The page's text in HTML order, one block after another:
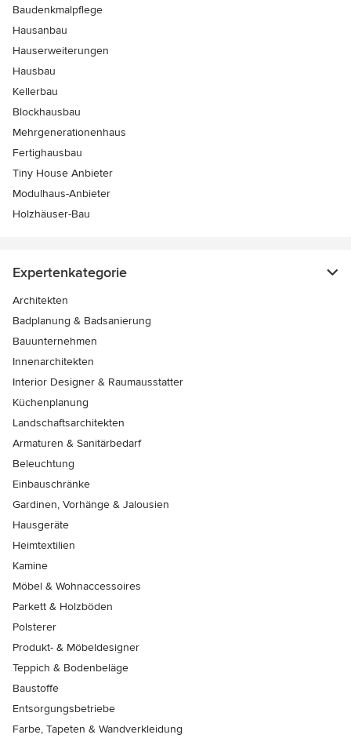
Baudenkmalpflege
Hausanbau
Hauserweiterungen
Hausbau
Kellerbau
Blockhausbau
Mehrgenerationenhaus
Fertighausbau
Tiny House Anbieter
Modulhaus-Anbieter
Holzhäuser-Bau
Expertenkategorie
Architekten
Badplanung & Badsanierung
Bauunternehmen
Innenarchitekten
Interior Designer & Raumausstatter
Küchenplanung
Landschaftsarchitekten
Armaturen & Sanitärbedarf
Beleuchtung
Einbauschränke
Gardinen, Vorhänge & Jalousien
Hausgeräte
Heimtextilien
Kamine
Möbel & Wohnaccessoires
Parkett & Holzböden
Polsterer
Produkt- & Möbeldesigner
Teppich & Bodenbeläge
Baustoffe
Entsorgungsbetriebe
Farbe, Tapeten & Wandverkleidung